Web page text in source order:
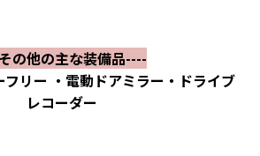
の他の主な装備品----
フリー ・電動ドアミラー・ドライブ
レコーダー